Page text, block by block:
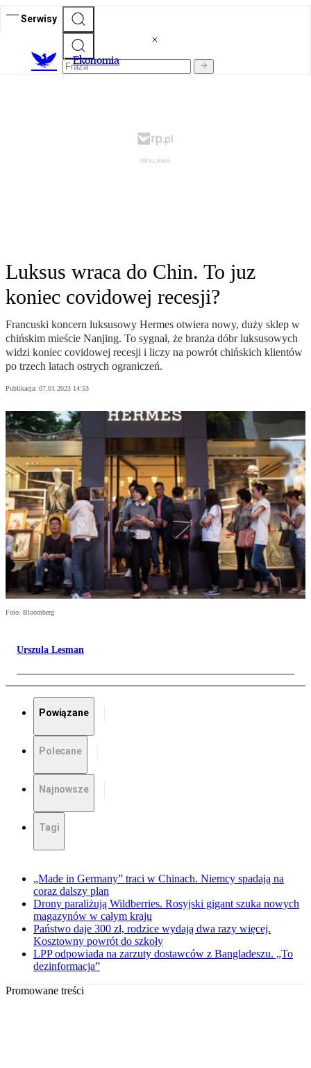
Serwisy
Ekonomia
Luksus wraca do Chin. To juz
koniec covidowej recesji?
Francuski koncern luksusowy Hermes otwiera nowy, duży sklep w
chińskim mieście Nanjing. To sygnał, że branża dóbr luksusowych
widzi koniec covidowej recesji i liczy na powrót chińskich klientów
po trzech latach ostrych ograniczeń.
Publikacja: 07.01.2023 14:53
Foto: Bloomberg
Urszula Lesman
Powiązane
Polecane
Najnowsze
Tagi
„Made in Germany” traci w Chinach. Niemcy spadają na
coraz dalszy plan
Drony paraliżują Wildberries. Rosyjski gigant szuka nowych
magazynów w całym kraju
Państwo daje 300 zł, rodzice wydają dwa razy więcej.
Kosztowny powrót do szkoły
LPP odpowiada na zarzuty dostawców z Bangladeszu. „To
dezinformacja”
Promowane treści